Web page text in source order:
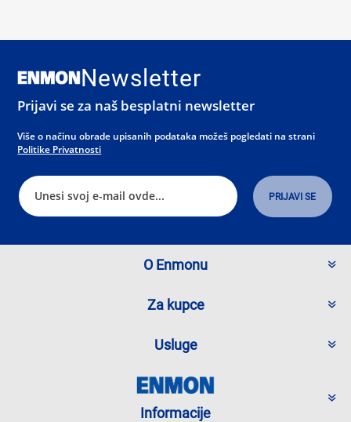
Newsletter
Prijavi se za naš besplatni newsletter
Više o načinu obrade upisanih podataka možeš pogledati na strani
Politike Privatnosti
O Enmonu
Za kupce
Usluge
Informacije